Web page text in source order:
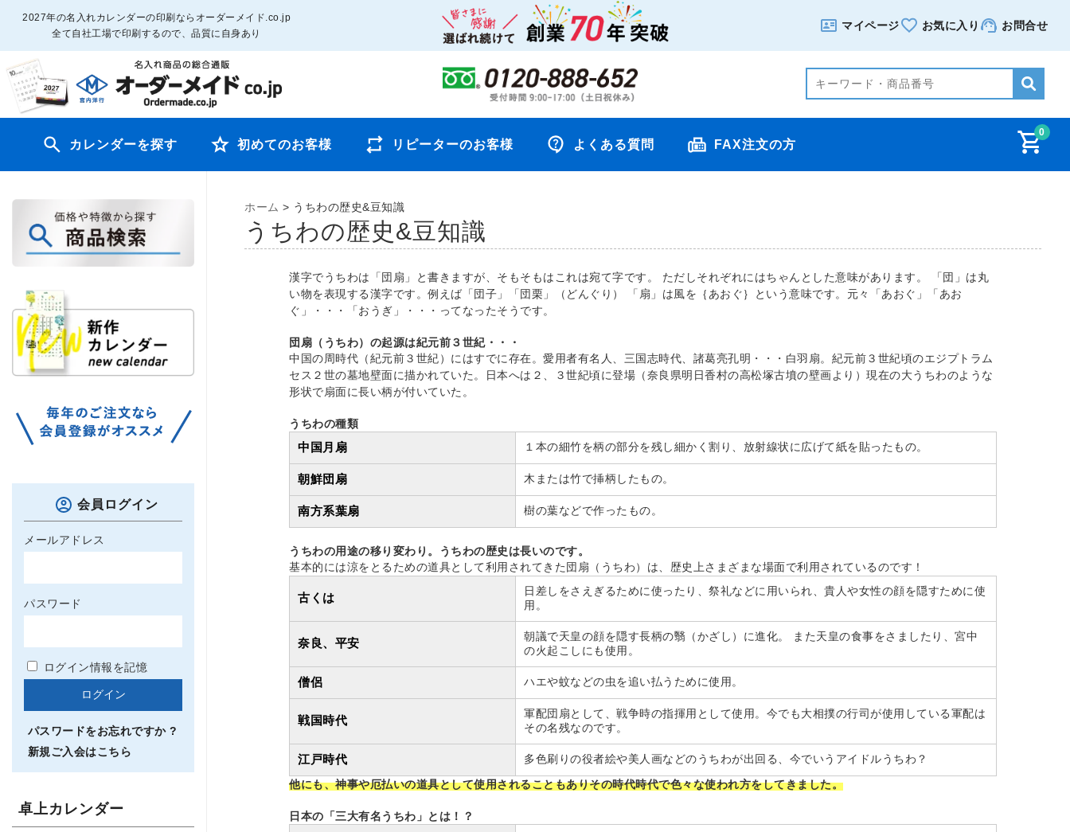
2027年の名入れカレンダーの印刷ならオーダーメイド.co.jp
全て自社工場で印刷するので、品質に自身あり
マイページ お気に入り お問合せ
0
カレンダーを探す 初めてのお客様 リピーターのお客様 よくある質問 FAX注文の方
ホーム > うちわの歴史&豆知識
うちわの歴史&豆知識
漢字でうちわは「団扇」と書きますが、そもそもはこれは宛て字です。 ただしそれぞれにはちゃんとした意味があります。 「団」は丸
い物を表現する漢字です。例えば「団子」「団栗」（どんぐり） 「扇」は風を｛あおぐ｝という意味です。元々「あおぐ」「あお
ぐ」・・・「おうぎ」・・・ってなったそうです。
団扇（うちわ）の起源は紀元前３世紀・・・
中国の周時代（紀元前３世紀）にはすでに存在。愛用者有名人、三国志時代、諸葛亮孔明・・・白羽扇。紀元前３世紀頃のエジプトラム
セス２世の墓地壁面に描かれていた。日本へは２、３世紀頃に登場（奈良県明日香村の高松塚古墳の壁画より）現在の大うちわのような
形状で扇面に長い柄が付いていた。
うちわの種類
中国月扇 １本の細竹を柄の部分を残し細かく割り、放射線状に広げて紙を貼ったもの。
朝鮮団扇 木または竹で挿柄したもの。
南方系葉扇 樹の葉などで作ったもの。
うちわの用途の移り変わり。うちわの歴史は長いのです。
基本的には涼をとるための道具として利用されてきた団扇（うちわ）は、歴史上さまざまな場面で利用されているのです！
古くは
日差しをさえぎるために使ったり、祭礼などに用いられ、貴人や女性の顔を隠すために使
用。
奈良、平安
朝議で天皇の顔を隠す長柄の翳（かざし）に進化。 また天皇の食事をさましたり、宮中
の火起こしにも使用。
僧侶 ハエや蚊などの虫を追い払うために使用。
戦国時代
軍配団扇として、戦争時の指揮用として使用。今でも大相撲の行司が使用している軍配は
その名残なのです。
江戸時代
多色刷りの役者絵や美人画などのうちわが出回る、今でいうアイドルうちわ？
他にも、神事や厄払いの道具として使用されることもありその時代時代で色々な使われ方をしてきました。
日本の「三大有名うちわ」とは！？
会員ログイン
メールアドレス
パスワード
ログイン情報を記憶
パスワードをお忘れですか ?
新規ご入会はこちら
卓上カレンダー